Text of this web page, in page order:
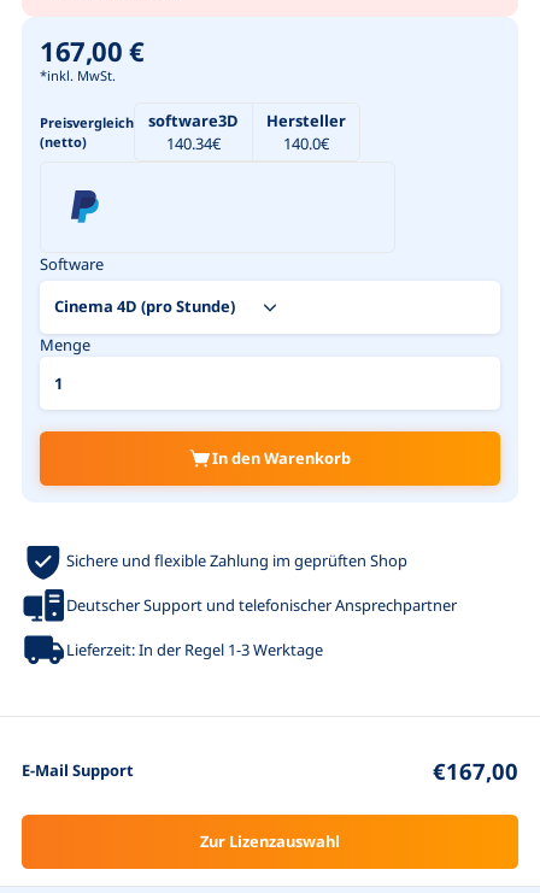
167,00 €
*inkl. MwSt.
Preisvergleich
(netto)
software3D
140.34€
Hersteller
140.0€
Software
Menge
In den Warenkorb
Sichere und flexible Zahlung im geprüften Shop
Deutscher Support und telefonischer Ansprechpartner
Lieferzeit: In der Regel 1-3 Werktage
E-Mail Support €167,00
Zur Lizenzauswahl